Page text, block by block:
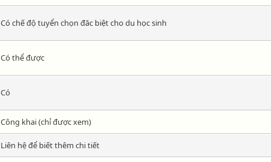
Có chế độ tuyển chọn đăc biệt cho du học sinh
Có thể được
Có
Công khai (chỉ được xem)
Liên hệ để biết thêm chi tiết